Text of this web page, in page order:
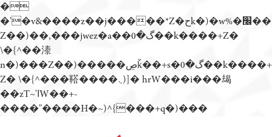
�
�'�v&����z��j�����*Z�حk�)�w%�׬��
Z��)��,���jwez�a��گ�0��k����+Z�
\�{^��溙
n�)���Z��)�����ڝǩ��+s�گ�0��k����+
Z� \�{^���鞳����܆)]� hrW���i���朅
��zƬ~'ߊW��+-
����"����H�~)^{���+q�)���